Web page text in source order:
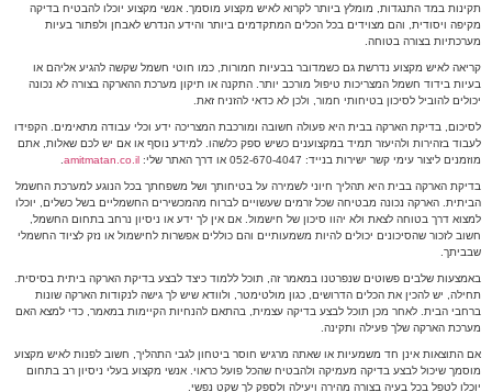
תקינות במד התנגדות, מומלץ ביותר לקרוא לאיש מקצוע מוסמך. אנשי מקצוע יוכלו להבטיח בדיקה
מקיפה ויסודית, והם מצוידים בכל הכלים המתקדמים ביותר והידע הנדרש לאבחן ולפתור בעיות
מערכתיות בצורה בטוחה.
קריאה לאיש מקצוע נדרשת גם כשמדובר בבעיות חמורות, כמו חוטי חשמל שקשה להגיע אליהם או
בעיות בידוד חשמל המצריכות טיפול מורכב יותר. התקנה או תיקון מערכת ההארקה בצורה לא נכונה
יכולים להוביל לסיכון בטיחותי חמור, ולכן לא כדאי להזניח זאת.
לסיכום, בדיקת הארקה בבית היא פעולה חשובה ומורכבת המצריכה ידע וכלי עבודה מתאימים. הקפידו
לעבוד בזהירות ולהיעזר תמיד במקצוענים כשיש ספק כלשהו. למידע נוסף או אם יש לכם שאלות, אתם
מוזמנים ליצור עימי קשר ישירות בנייד: 052-670-4047 או דרך האתר שלי:
amitmatan.co.il
בדיקת הארקה בבית היא תהליך חיוני לשמירה על בטיחותך ושל משפחתך בכל הנוגע למערכת החשמל
הביתית. הארקה נכונה מבטיחה שכל זרמים שעשויים לברוח מהמכשירים החשמליים בשל כשלים, יוכלו
למצוא דרך בטוחה לצאת ולא יהוו סיכון של חישמול. אם אין לך ידע או ניסיון נרחב בתחום החשמל,
חשוב לזכור שהסיכונים יכולים להיות משמעותיים והם כוללים אפשרות לחישמול או נזק לציוד החשמלי
שבביתך.
באמצעות שלבים פשוטים שנפרטנו במאמר זה, תוכל ללמוד כיצד לבצע בדיקת הארקה ביתית בסיסית.
תחילה, יש להכין את הכלים הדרושים, כגון מולטימטר, ולוודא שיש לך גישה לנקודות הארקה שונות
ברחבי הבית. לאחר מכן תוכל לבצע בדיקה עצמית, בהתאם להנחיות הקיימות במאמר, כדי למצא האם
מערכת הארקה שלך פעילה ותקינה.
אם התוצאות אינן חד משמעיות או שאתה מרגיש חוסר ביטחון לגבי התהליך, חשוב לפנות לאיש מקצוע
מוסמך שיכול לבצע בדיקה מעמיקה ולהבטיח שהכל פועל כראוי. אנשי מקצוע בעלי ניסיון רב בתחום
יוכלו לטפל בכל בעיה בצורה מהירה ויעילה ולספק לך שקט נפשי.